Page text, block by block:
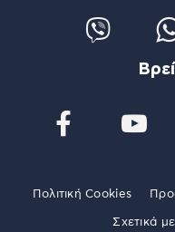
Πολιτική Cookies
Σχετικά